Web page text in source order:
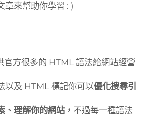
章來幫助你學習 : )
方很多的 HTML 語法給網站經營
以及 HTML 標記你可以優化搜尋引
、理解你的網站， 不過每一種語法